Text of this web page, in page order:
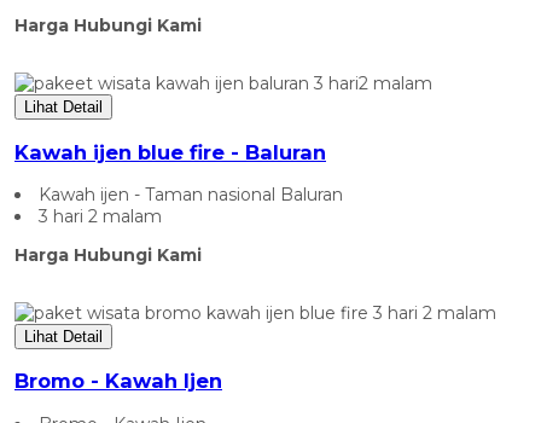
Harga Hubungi Kami
Lihat Detail
Kawah ijen blue fire - Baluran
Kawah ijen - Taman nasional Baluran
3 hari 2 malam
Harga Hubungi Kami
Lihat Detail
Bromo - Kawah Ijen